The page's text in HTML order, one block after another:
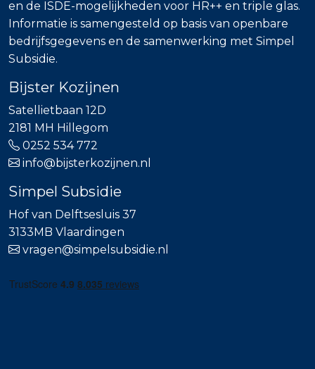
en de ISDE-mogelijkheden voor HR++ en triple glas.
Informatie is samengesteld op basis van openbare
bedrijfsgegevens en de samenwerking met Simpel
Subsidie.
Bijster Kozijnen
Satellietbaan 12D
2181 MH Hillegom
0252 534 772
info@bijsterkozijnen.nl
Simpel Subsidie
Hof van Delftsesluis 37
3133MB Vlaardingen
vragen@simpelsubsidie.nl